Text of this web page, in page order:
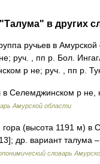
в других
ручьев в Амурской
руч. , пп р. Бол.
р не; руч. , пп р.
р не,
Амурской области
(высота 1191 м) в
др. вариант талума
словарь